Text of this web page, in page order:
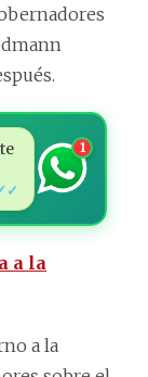
1
a la
a la